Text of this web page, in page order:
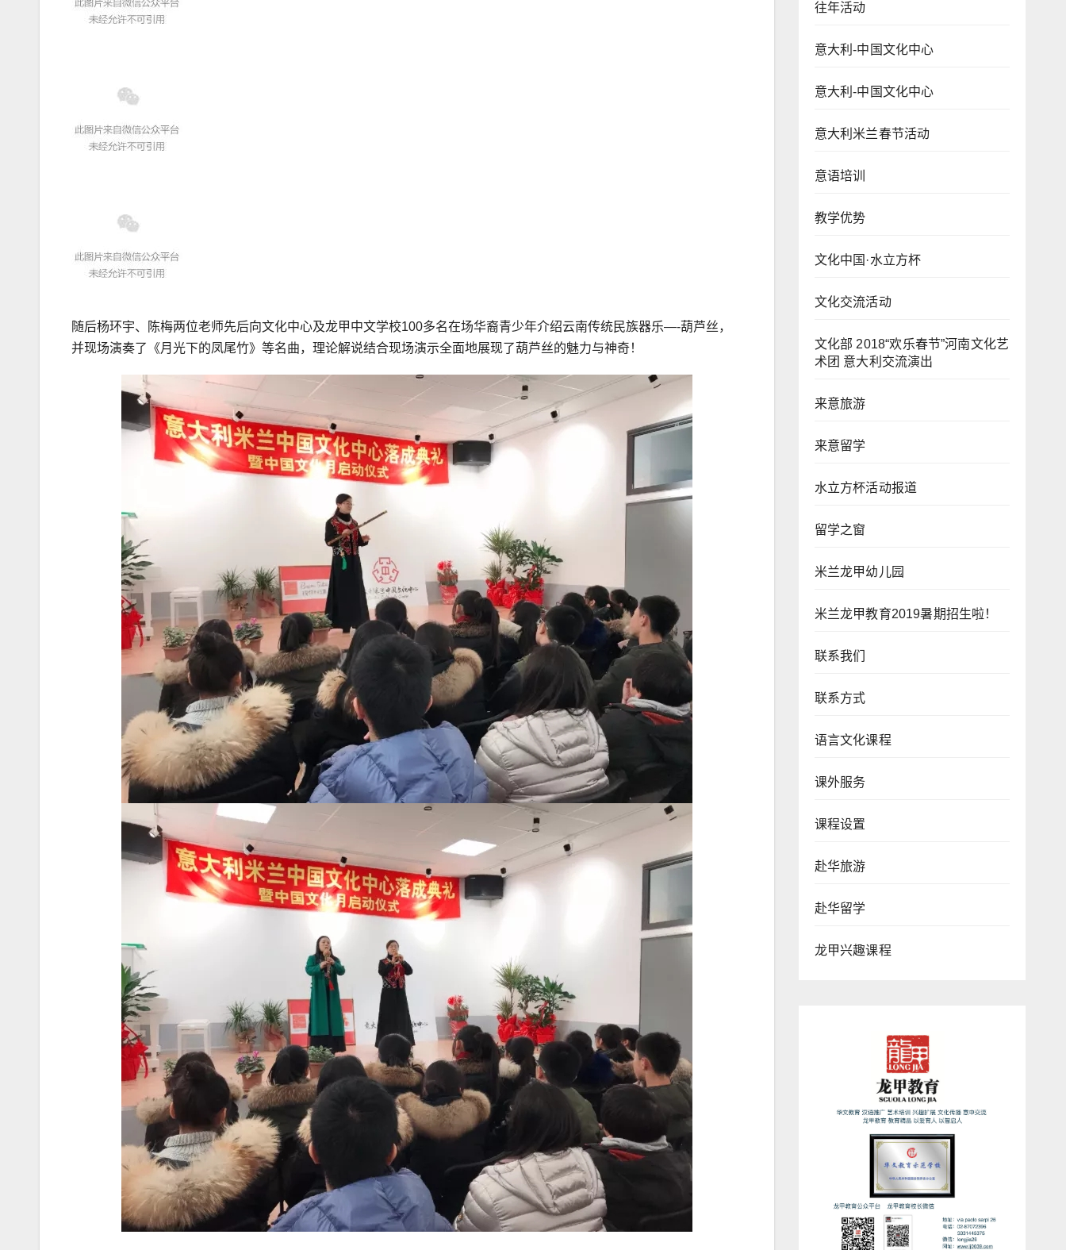
随后杨环宇、陈梅两位老师先后向文化中心及龙甲中文学校100多名在场华裔青少年介绍云南传统民族器乐—-葫芦丝，
并现场演奏了《月光下的凤尾竹》等名曲，理论解说结合现场演示全面地展现了葫芦丝的魅力与神奇！
往年活动
意大利-中国文化中心
意大利-中国文化中心
意大利米兰春节活动
意语培训
教学优势
文化中国·水立方杯
文化交流活动
文化部 2018“欢乐春节”河南文化艺
术团 意大利交流演出
来意旅游
来意留学
水立方杯活动报道
留学之窗
米兰龙甲幼儿园
米兰龙甲教育2019暑期招生啦！
联系我们
联系方式
语言文化课程
课外服务
课程设置
赴华旅游
赴华留学
龙甲兴趣课程